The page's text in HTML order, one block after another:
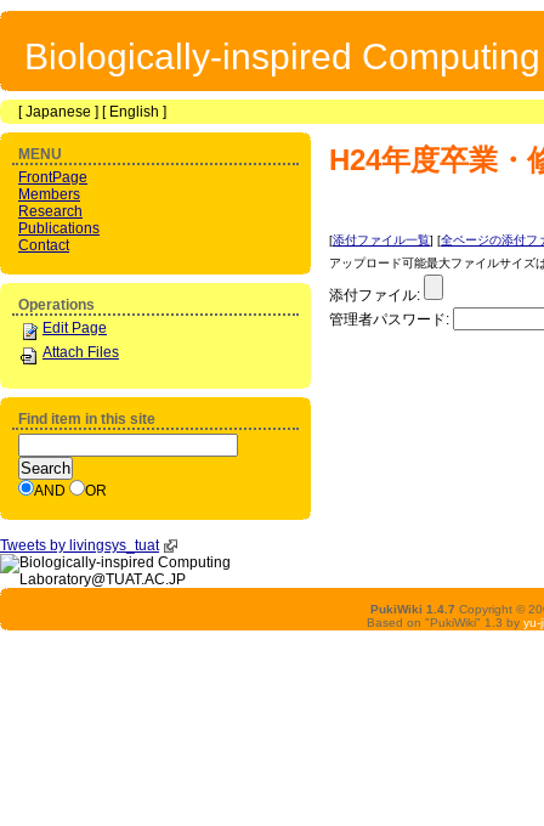
Biologically-inspired
[Japanese ] [ English ]
H24年度卒業・
[添付ファイル一覧] [全ページの添付フ
アップロード可能最大ファイルサイズ
添付ファイル:
管理者パスワード:
MENU
FrontPage
Members
Research
Publications
Contact
Operations
Edit Page
Attach Files
Find item in this site
AND OR
Tweets by livingsys_tuat
PukiWiki 1.4.7 Copyright ©
Based on "PukiWiki" 1.3 by yu-ji